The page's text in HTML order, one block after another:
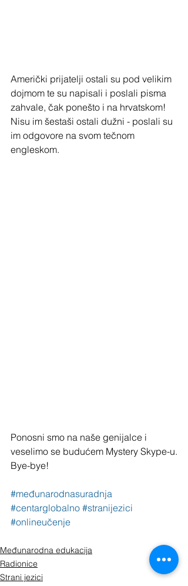
Američki prijatelji ostali su pod velikim
dojmom te su napisali i poslali pisma
zahvale, čak ponešto i na hrvatskom!
Nisu im šestaši ostali dužni - poslali su
im odgovore na svom tečnom
engleskom.
Ponosni smo na naše genijalce i
veselimo se budućem Mystery Skype-u.
Bye-bye!
#međunarodnasuradnja
#centarglobalno #stranijezici
#onlineučenje
Međunarodna edukacija
Radionice
Strani jezici